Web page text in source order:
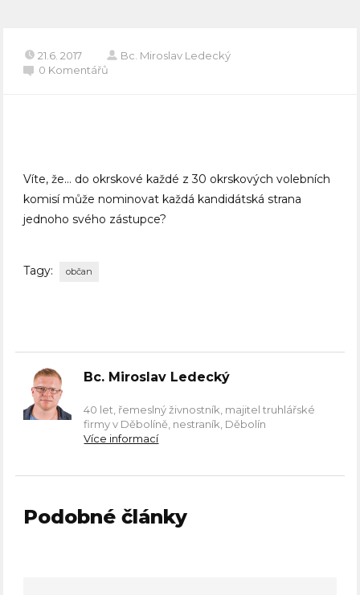
21.6. 2017
Bc. Miroslav Ledecký
0 Komentářů
Víte, že… do okrskové každé z 30 okrskových volebních
komisí může nominovat každá kandidátská strana
jednoho svého zástupce?
Tagy: občan
Bc. Miroslav Ledecký
40 let, řemeslný živnostník, majitel truhlářské
firmy v Děbolíně, nestraník, Děbolín
Více informací
Podobné články